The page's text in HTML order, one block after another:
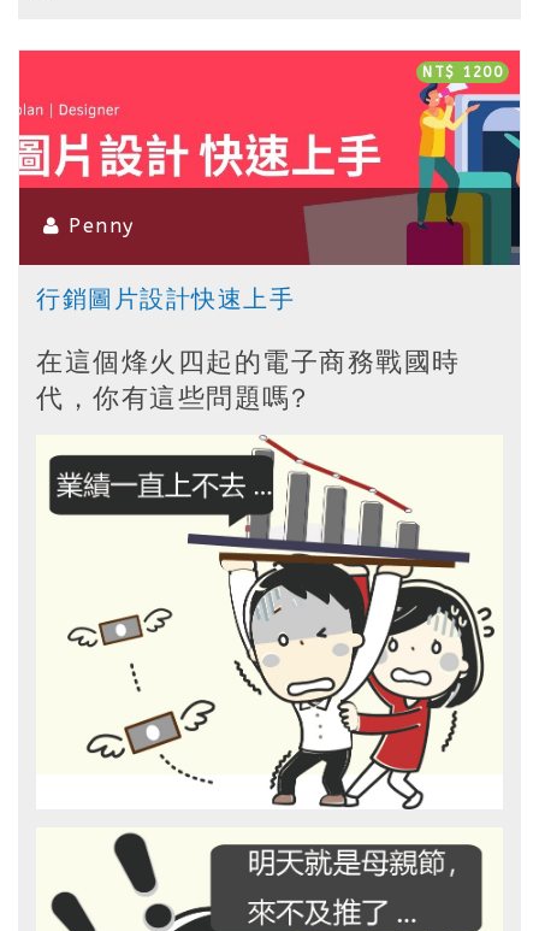
Penny
NT$ 1200
行銷圖片設計快速上手
在這個烽火四起的電子商務戰國時
代，你有這些問題嗎?